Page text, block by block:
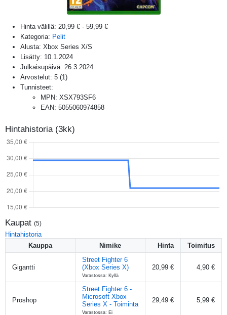
Hinta välillä: 20,99 € - 59,99 €
Kategoria: Pelit
Alusta: Xbox Series X/S
Lisätty: 10.1.2024
Julkaisupäivä: 26.3.2024
Arvostelut: 5 (1 )
Tunnisteet:
MPN: XSX793SF6
EAN: 5055060974858
Hintahistoria (3kk)
Kaupat (5)
Hintahistoria
Kauppa
Nimike Hinta Toimitus
Gigantti
Street Fighter 6
(Xbox Series X)
Varastossa: Kyllä
20,99 € 4,90 €
Proshop
Street Fighter 6 -
Microsoft Xbox
Series X - Toiminta
Varastossa: Ei
29,49 € 5,99 €